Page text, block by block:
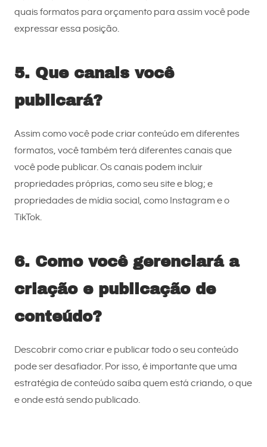
quais formatos para orçamento para assim você pode
expressar essa posição.
5. Que canais você
publicará?
Assim como você pode criar conteúdo em diferentes
formatos, você também terá diferentes canais que
você pode publicar. Os canais podem incluir
propriedades próprias, como seu site e blog; e
propriedades de mídia social, como Instagram e o
TikTok.
6. Como você gerenciará a
criação e publicação de
conteúdo?
Descobrir como criar e publicar todo o seu conteúdo
pode ser desafiador. Por isso, é importante que uma
estratégia de conteúdo saiba quem está criando, o que
e onde está sendo publicado.